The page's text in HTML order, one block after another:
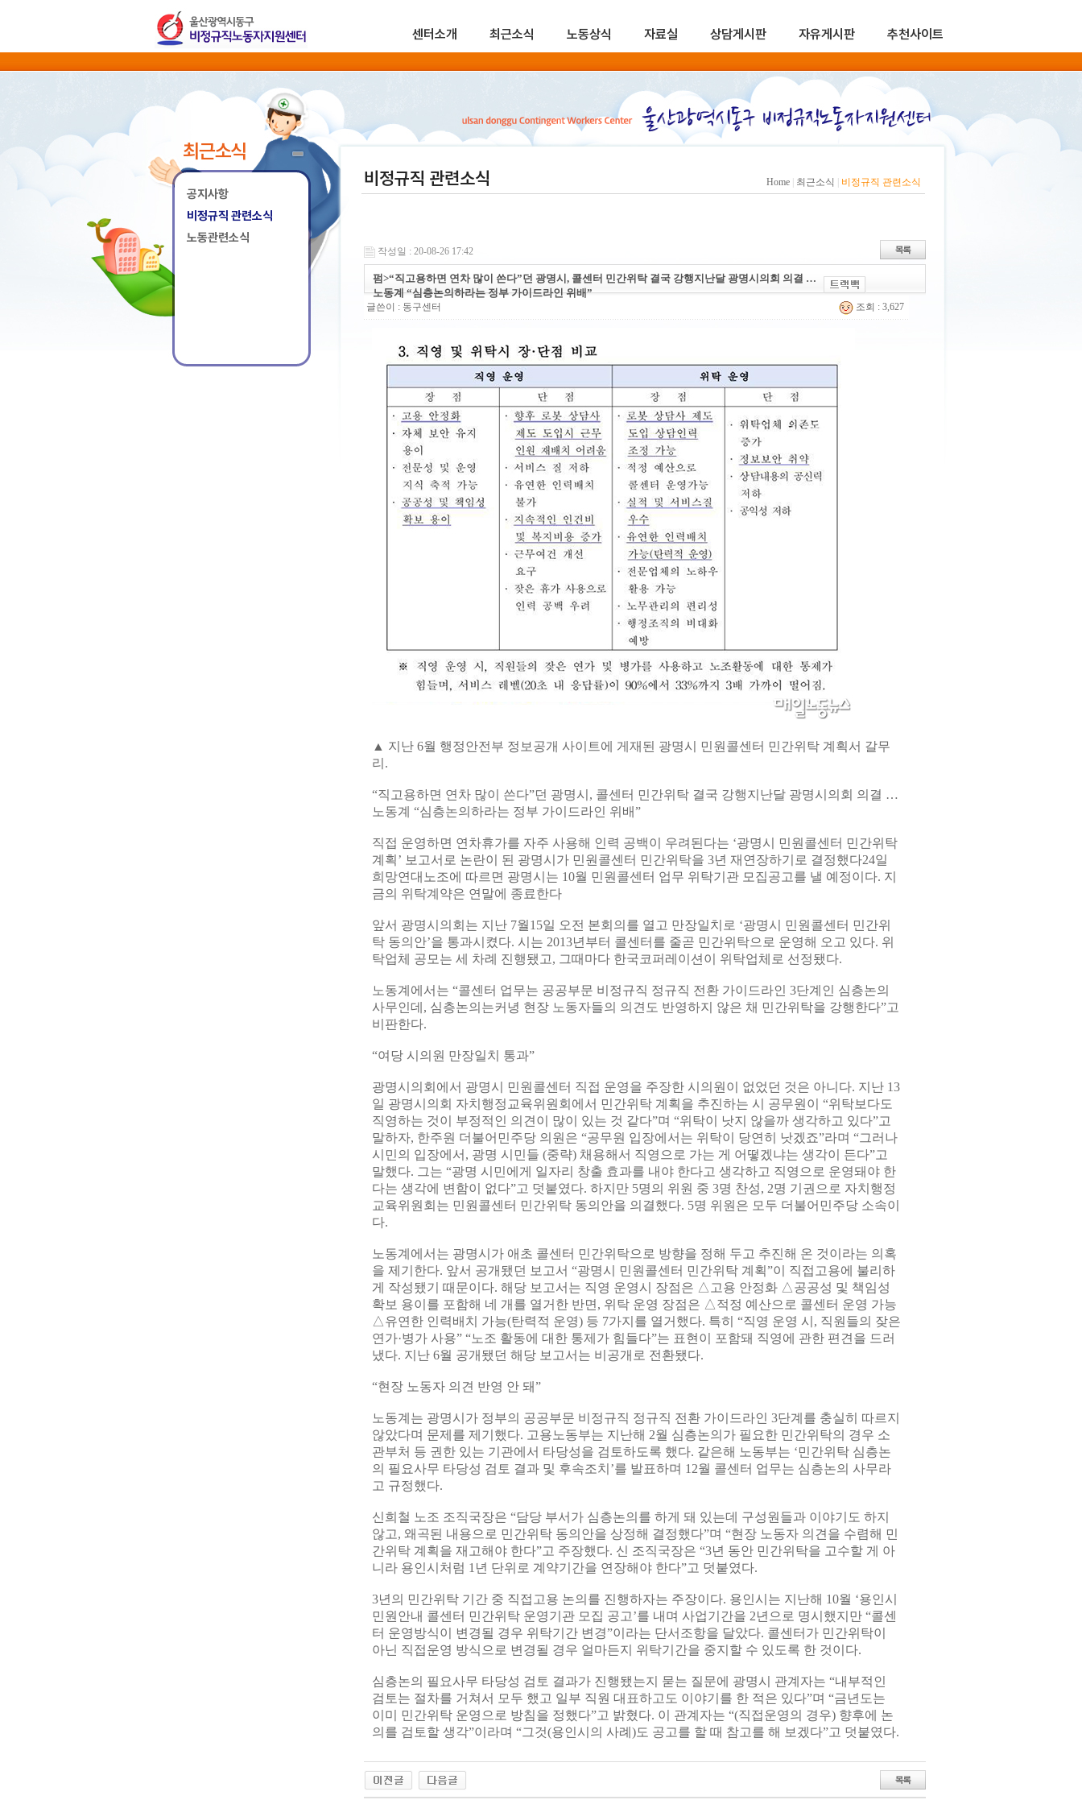
센터소개 최근소식 노동상식 자료실 상담게시판 자유게시판 추천사이트
최근소식
공지사항
비정규직 관련소식
노동관련소식
비정규직 관련소식 Home 최근소식 비정규직 관련소식
작성일 : 20-08-26 17:42
펌>“직고용하면 연차 많이 쓴다”던 광명시, 콜센터 민간위탁 결국 강행지난달 광명시의회 의결 …
노동계 “심층논의하라는 정부 가이드라인 위배”
글쓴이 : 동구센터 조회 : 3,627
▲ 지난 6월 행정안전부 정보공개 사이트에 게재된 광명시 민원콜센터 민간위탁 계획서 갈무
리.
“직고용하면 연차 많이 쓴다”던 광명시, 콜센터 민간위탁 결국 강행지난달 광명시의회 의결 …
노동계 “심층논의하라는 정부 가이드라인 위배”
직접 운영하면 연차휴가를 자주 사용해 인력 공백이 우려된다는 ‘광명시 민원콜센터 민간위탁
계획’ 보고서로 논란이 된 광명시가 민원콜센터 민간위탁을 3년 재연장하기로 결정했다24일
희망연대노조에 따르면 광명시는 10월 민원콜센터 업무 위탁기관 모집공고를 낼 예정이다. 지
금의 위탁계약은 연말에 종료한다
앞서 광명시의회는 지난 7월15일 오전 본회의를 열고 만장일치로 ‘광명시 민원콜센터 민간위
탁 동의안’을 통과시켰다. 시는 2013년부터 콜센터를 줄곧 민간위탁으로 운영해 오고 있다. 위
탁업체 공모는 세 차례 진행됐고, 그때마다 한국코퍼레이션이 위탁업체로 선정됐다.
노동계에서는 “콜센터 업무는 공공부문 비정규직 정규직 전환 가이드라인 3단계인 심층논의
사무인데, 심층논의는커녕 현장 노동자들의 의견도 반영하지 않은 채 민간위탁을 강행한다”고
비판한다.
“여당 시의원 만장일치 통과”
광명시의회에서 광명시 민원콜센터 직접 운영을 주장한 시의원이 없었던 것은 아니다. 지난 13
일 광명시의회 자치행정교육위원회에서 민간위탁 계획을 추진하는 시 공무원이 “위탁보다도
직영하는 것이 부정적인 의견이 많이 있는 것 같다”며 “위탁이 낫지 않을까 생각하고 있다”고
말하자, 한주원 더불어민주당 의원은 “공무원 입장에서는 위탁이 당연히 낫겠죠”라며 “그러나
시민의 입장에서, 광명 시민들 (중략) 채용해서 직영으로 가는 게 어떻겠냐는 생각이 든다”고
말했다. 그는 “광명 시민에게 일자리 창출 효과를 내야 한다고 생각하고 직영으로 운영돼야 한
다는 생각에 변함이 없다”고 덧붙였다. 하지만 5명의 위원 중 3명 찬성, 2명 기권으로 자치행정
교육위원회는 민원콜센터 민간위탁 동의안을 의결했다. 5명 위원은 모두 더불어민주당 소속이
다.
노동계에서는 광명시가 애초 콜센터 민간위탁으로 방향을 정해 두고 추진해 온 것이라는 의혹
을 제기한다. 앞서 공개됐던 보고서 “광명시 민원콜센터 민간위탁 계획”이 직접고용에 불리하
게 작성됐기 때문이다. 해당 보고서는 직영 운영시 장점은 △고용 안정화 △공공성 및 책임성
확보 용이를 포함해 네 개를 열거한 반면, 위탁 운영 장점은 △적정 예산으로 콜센터 운영 가능
△유연한 인력배치 가능(탄력적 운영) 등 7가지를 열거했다. 특히 “직영 운영 시, 직원들의 잦은
연가·병가 사용” “노조 활동에 대한 통제가 힘들다”는 표현이 포함돼 직영에 관한 편견을 드러
냈다. 지난 6월 공개됐던 해당 보고서는 비공개로 전환됐다.
“현장 노동자 의견 반영 안 돼”
노동계는 광명시가 정부의 공공부문 비정규직 정규직 전환 가이드라인 3단계를 충실히 따르지
않았다며 문제를 제기했다. 고용노동부는 지난해 2월 심층논의가 필요한 민간위탁의 경우 소
관부처 등 권한 있는 기관에서 타당성을 검토하도록 했다. 같은해 노동부는 ‘민간위탁 심층논
의 필요사무 타당성 검토 결과 및 후속조치’를 발표하며 12월 콜센터 업무는 심층논의 사무라
고 규정했다.
신희철 노조 조직국장은 “담당 부서가 심층논의를 하게 돼 있는데 구성원들과 이야기도 하지
않고, 왜곡된 내용으로 민간위탁 동의안을 상정해 결정했다”며 “현장 노동자 의견을 수렴해 민
간위탁 계획을 재고해야 한다”고 주장했다. 신 조직국장은 “3년 동안 민간위탁을 고수할 게 아
니라 용인시처럼 1년 단위로 계약기간을 연장해야 한다”고 덧붙였다.
3년의 민간위탁 기간 중 직접고용 논의를 진행하자는 주장이다. 용인시는 지난해 10월 ‘용인시
민원안내 콜센터 민간위탁 운영기관 모집 공고’를 내며 사업기간을 2년으로 명시했지만 “콜센
터 운영방식이 변경될 경우 위탁기간 변경”이라는 단서조항을 달았다. 콜센터가 민간위탁이
아닌 직접운영 방식으로 변경될 경우 얼마든지 위탁기간을 중지할 수 있도록 한 것이다.
심층논의 필요사무 타당성 검토 결과가 진행됐는지 묻는 질문에 광명시 관계자는 “내부적인
검토는 절차를 거쳐서 모두 했고 일부 직원 대표하고도 이야기를 한 적은 있다”며 “금년도는
이미 민간위탁 운영으로 방침을 정했다”고 밝혔다. 이 관계자는 “(직접운영의 경우) 향후에 논
의를 검토할 생각”이라며 “그것(용인시의 사례)도 공고를 할 때 참고를 해 보겠다”고 덧붙였다.